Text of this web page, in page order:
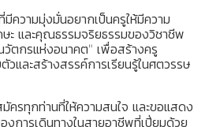
วามมุ่งมั่นอยากเป็นครูให้มีความ
ะ และคุณธรรมจริยธรรมของวิชาชีพ
ตกรแห่งอนาคต" เพื่อสร้างครู
และสร้างสรรค์การเรียนรู้ในศตวรรษ
รทุกท่านที่ให้ความสนใจ และขอแสดง
การเดินทางในสายอาชีพที่เปี่ยมด้วย